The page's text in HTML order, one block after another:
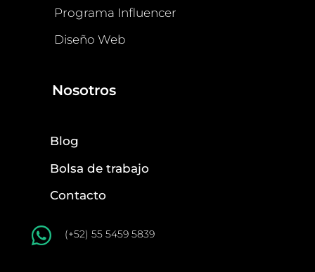
Programa Influencer
Diseño Web
Nosotros
Blog
Bolsa de trabajo
Contacto
 (+52) 55 5459 5839